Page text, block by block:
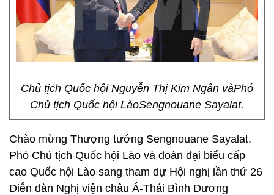
Chủ tịch Quốc hội Nguyễn Thị Kim Ngân vàPhó
Chủ tịch Quốc hội LàoSengnouane Sayalat.
Chào mừng Thượng tướng Sengnouane Sayalat,
Phó Chủ tịch Quốc hội Lào và đoàn đại biểu cấp
cao Quốc hội Lào sang tham dự Hội nghị lần thứ 26
Diễn đàn Nghị viện châu Á-Thái Bình Dương